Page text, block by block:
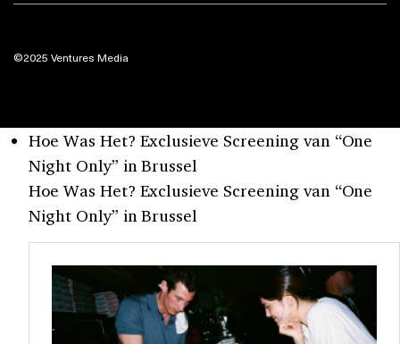
Hoe Was Het? Exclusieve Screening van “One
Night Only” in Brussel